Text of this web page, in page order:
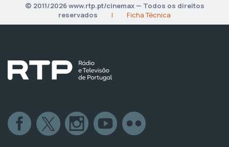
© 2011/2026 www.rtp.pt/cinemax — Todos os direitos
reservados
| Ficha Técnica